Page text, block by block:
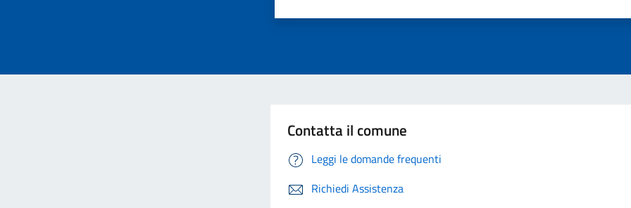
Contatta il comune
Leggi le domande frequenti
Richiedi Assistenza